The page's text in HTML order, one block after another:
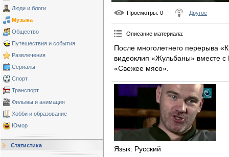
Люди и блоги
Музыка
Общество
Путешествия и события
Развлечения
Сериалы
Спорт
Транспорт
Фильмы и анимация
Хобби и образование
Юмор
Статистика
Просмотры: 0 Другое
Описание материала:
После многолетнего перерыва
видеоклип «Жульбаны» вместе с
«Свежее мясо».
Язык: Русский